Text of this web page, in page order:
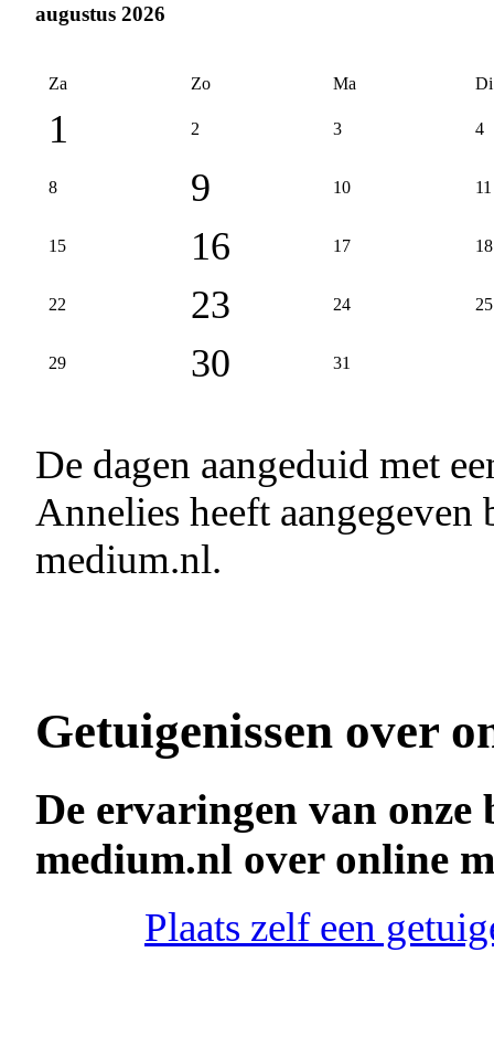
augustus 2026
Za Zo Ma Di
1 2 3 4
8 9 10 11
15 16 17 18
22 23 24 25
29 30 31
De dagen aangeduid met
Annelies heeft
medium.nl.
Getuigenissen over
De ervaringen van onze
medium.nl over online
Plaats zelf een